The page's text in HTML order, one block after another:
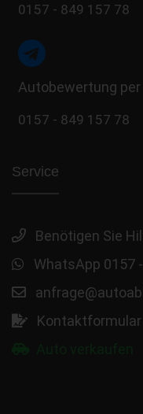
0157 - 849 157 78
Autobewertung
0157 - 849 157 78
Service
Benötigen Sie
WhatsApp 0157
Kontaktformular